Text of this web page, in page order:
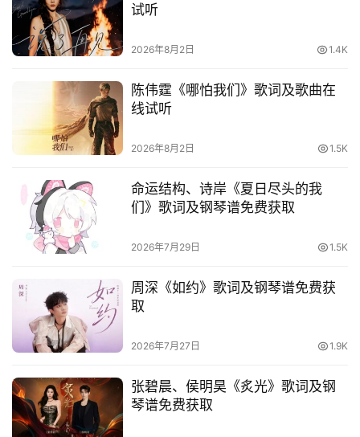
其
他
词
试听
2026年8月2日 1.4K
陈伟霆《哪怕我们》歌词及歌曲在
线试听
2026年8月2日 1.5K
命运结构、诗岸《夏日尽头的我
们》歌词及钢琴谱免费获取
2026年7月29日 1.5K
周深《如约》歌词及钢琴谱免费获
取
2026年7月27日 1.9K
张碧晨、侯明昊《炙光》歌词及钢
琴谱免费获取